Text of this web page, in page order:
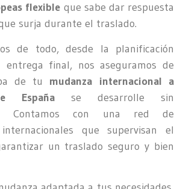
flexible que sabe dar respuesta
surja durante el traslado.
de todo, desde la planificación
final, nos aseguramos de
de tu mudanza internacional a
España se desarrolle sin
Contamos con una red de
que supervisan el
un traslado seguro y bien